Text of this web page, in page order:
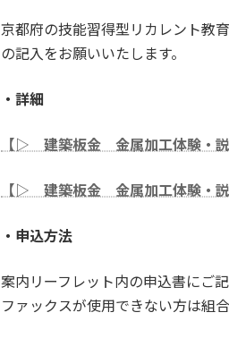
京都府の技能習得型リカレント教
の記入をお願いいたします。
・詳細
【▷ 建築板金 金属加工体験・
【▷ 建築板金 金属加工体験・
・申込方法
案内リーフレット内の申込書にご
ファックスが使用できない方は組